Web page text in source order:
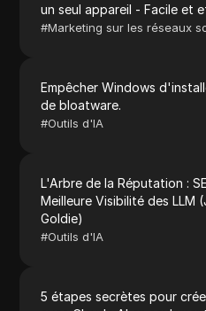
un seul appareil - Facile et
#Marketing sur les réseaux
Empêcher Windows
de bloatware.
#Outils d'IA
L'Arbre de la Réputation :
Meilleure Visibilité des LLM
Goldie)
#Outils d'IA
5 étapes secrètes pour